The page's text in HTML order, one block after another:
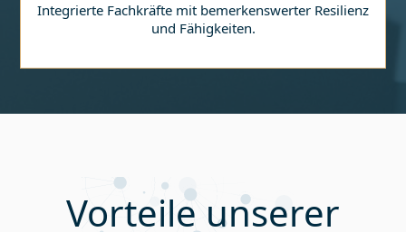
Integrierte Fachkräfte mit bemerkenswerter Resilienz
und Fähigkeiten.
Vorteile unserer